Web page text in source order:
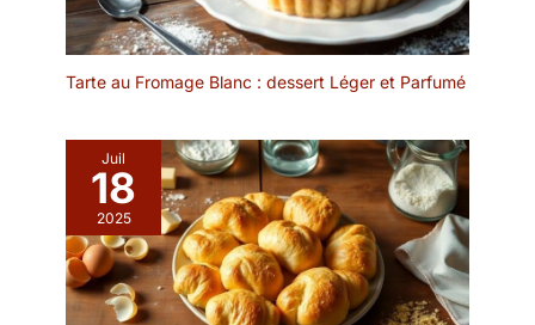
Tarte au Fromage Blanc : dessert Léger et Parfumé
Juil
18
2025